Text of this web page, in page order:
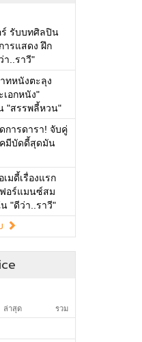
ร์ รับบทศิลปิน
ารแสดง ฝึก
า..ราวี"
ทหนังตะลุง
อกหนัง"
"สรรพลี้หวน"
การดารา! จับคู่
คมีบัดดี้สุดมัน
มดี้เรื่องแรก
อร์แมนซ์สม
"ดีว่า..ราวี"
ล่าสุด รวม